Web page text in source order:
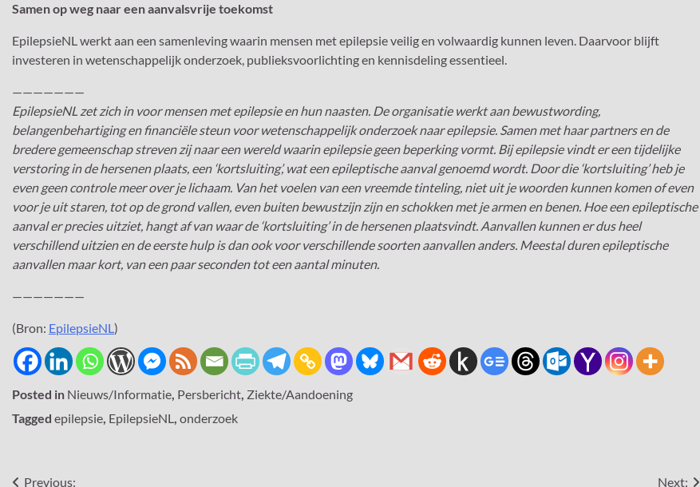
Samen op weg naar een aanvalsvrije toekomst
EpilepsieNL werkt aan een samenleving waarin mensen met epilepsie veilig en volwaardig kunnen leven. Daarvoor blijft
investeren in wetenschappelijk onderzoek, publieksvoorlichting en kennisdeling essentieel.
———————
EpilepsieNL zet zich in voor mensen met epilepsie en hun naasten. De organisatie werkt aan bewustwording,
belangenbehartiging en financiële steun voor wetenschappelijk onderzoek naar epilepsie. Samen met haar partners en de
bredere gemeenschap streven zij naar een wereld waarin epilepsie geen beperking vormt. Bij epilepsie vindt er een tijdelijke
verstoring in de hersenen plaats, een ‘kortsluiting’, wat een epileptische aanval genoemd wordt. Door die ‘kortsluiting’ heb je
even geen controle meer over je lichaam. Van het voelen van een vreemde tinteling, niet uit je woorden kunnen komen of even
voor je uit staren, tot op de grond vallen, even buiten bewustzijn zijn en schokken met je armen en benen. Hoe een epileptische
aanval er precies uitziet, hangt af van waar de ‘kortsluiting’ in de hersenen plaatsvindt. Aanvallen kunnen er dus heel
verschillend uitzien en de eerste hulp is dan ook voor verschillende soorten aanvallen anders. Meestal duren epileptische
aanvallen maar kort, van een paar seconden tot een aantal minuten.
———————
(Bron: EpilepsieNL)
Posted in Nieuws/Informatie, Persbericht, Ziekte/Aandoening
Tagged epilepsie, EpilepsieNL, onderzoek
Previous:
Next: